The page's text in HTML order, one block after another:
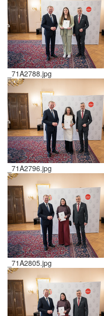
_71A2788.jpg
_71A2796.jpg
_71A2805.jpg